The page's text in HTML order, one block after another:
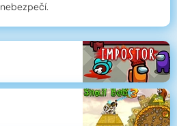
nebezpečí.